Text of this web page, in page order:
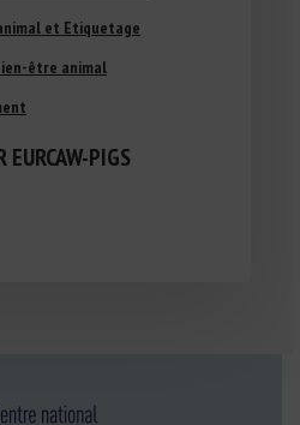
et Etiquetage
être animal
PIGS